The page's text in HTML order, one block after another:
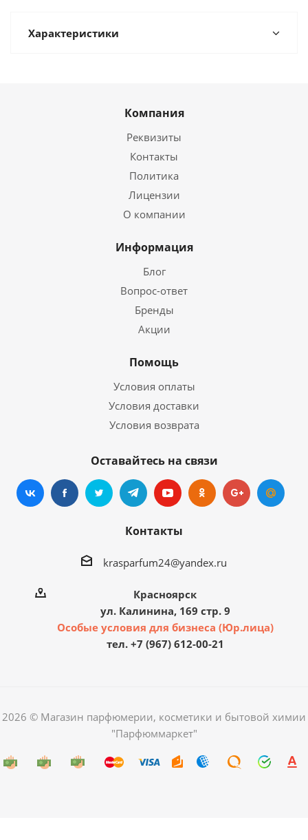
Характеристики
Компания
Реквизиты
Контакты
Политика
Лицензии
О компании
Информация
Блог
Вопрос-ответ
Бренды
Акции
Помощь
Условия оплаты
Условия доставки
Условия возврата
Оставайтесь на связи
Контакты
krasparfum24@yandex.ru
Красноярск
ул. Калинина, 169 стр. 9
Особые условия для бизнеса (Юр.лица)
тел. +7 (967) 612-00-21
2026 © Магазин парфюмерии, косметики и бытовой химии
"Парфюммаркет"